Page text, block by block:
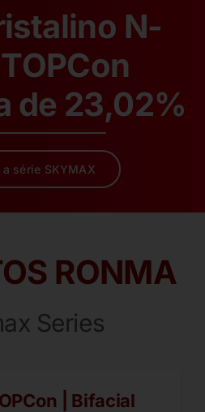
N-
de 23,02%
a série SKYMAX
RONMA
Series
| Bifacial